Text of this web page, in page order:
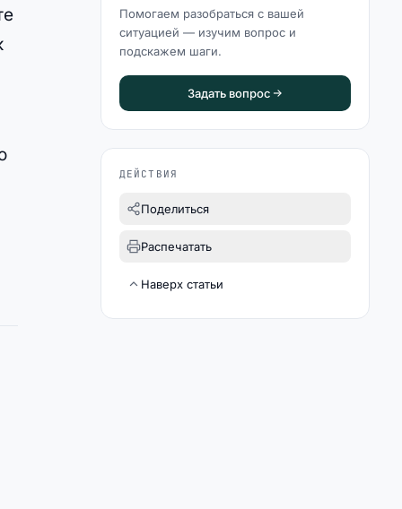
Помогаем разобраться с вашей
ситуацией — изучим вопрос и
подскажем шаги.
Задать вопрос
ДЕЙСТВИЯ
Поделиться
Распечатать
Наверх статьи